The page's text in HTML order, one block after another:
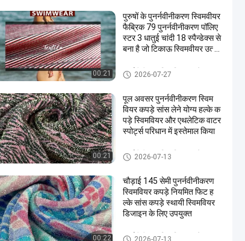
00:21
पुरुषों के पुनर्नवीनीकरण स्विमवीयर
फैब्रिक 79 पुनर्नवीनीकरण पॉलिए
स्टर 3 धातुई चांदी 18 स्पैन्डेक्स से
बना है जो टिकाऊ स्विमवीयर उत्पाद
पुनर्नवीनीकरण स्विमवियर कपड़े
2026-07-27
00:21
पूल अवसर पुनर्नवीनीकरण स्विम
वियर कपड़े सांस लेने योग्य हल्के क
पड़े स्विमवियर और एथलेटिक वाटर
स्पोर्ट्स परिधान में इस्तेमाल किया
पुनर्नवीनीकरण स्विमवियर कपड़े
2026-07-13
00:22
चौड़ाई 145 सेमी पुनर्नवीनीकरण
स्विमवियर कपड़े नियमित फिट ह
ल्के सांस कपड़े स्थायी स्विमवियर
डिजाइन के लिए उपयुक्त
पुनर्नवीनीकरण स्विमवियर कपड़े
2026-07-13